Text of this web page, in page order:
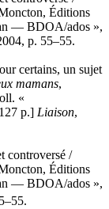
Éditions
— BDOA/ados »,
p. 55–55.
certains, un sujet
mamans,
«
p.] Liaison,
controversé /
Éditions
— BDOA/ados »,